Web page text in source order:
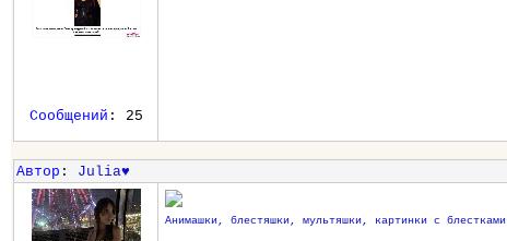
Сообщений : 25
Автор : Julia♥
Анимашки, блестяшки, мультяшки, картинки с блестками